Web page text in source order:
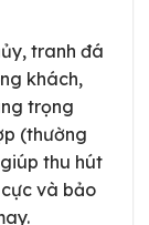
tranh đá
khách,
trọng
(thường
thu hút
và bảo